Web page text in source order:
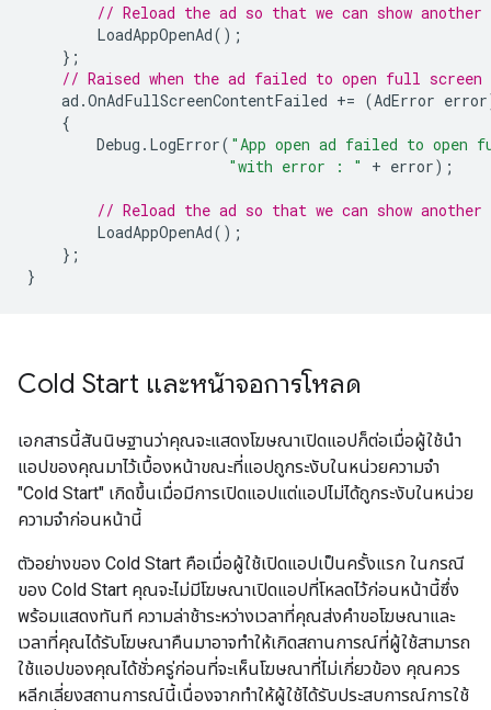
// Reload the ad so that we can show
LoadAppOpenAd();
};
// Raised when the ad failed to open full screen
ad .OnAdFullScreenContentFailed += (AdError error
{
Debug . LogError( "App open ad failed to open
"with error : "
+ error);
// Reload the ad so that we can show
LoadAppOpenAd();
};
}
Cold Start และหน้าจอการโหลด
เอกสารนี้สันนิษฐานว่าคุณจะแสดงโฆษณาเปิดแอปก็ต่อเมื่อผู้ใช้นำ
แอปของคุณมาไว้เบื้องหน้าขณะที่แอปถูกระงับในหน่วยความจำ
"Cold Start" เกิดขึ้นเมื่อมีการเปิดแอปแต่แอปไม่ได้ถูกระงับในหน่วย
ความจำก่อนหน้านี้
ตัวอย่างของ Cold Start คือเมื่อผู้ใช้เปิดแอปเป็นครั้งแรก ในกรณี
ของ Cold Start คุณจะไม่มีโฆษณาเปิดแอปที่โหลดไว้ก่อนหน้านี้ซึ่ง
พร้อมแสดงทันที ความล่าช้าระหว่างเวลาที่คุณส่งคำขอโฆษณาและ
เวลาที่คุณได้รับโฆษณาคืนมาอาจทำให้เกิดสถานการณ์ที่ผู้ใช้สามารถ
ใช้แอปของคุณได้ชั่วครู่ก่อนที่จะเห็นโฆษณาที่ไม่เกี่ยวข้อง คุณควร
หลีกเลี่ยงสถานการณ์นี้เนื่องจากทำให้ผู้ใช้ได้รับประสบการณ์การใช้